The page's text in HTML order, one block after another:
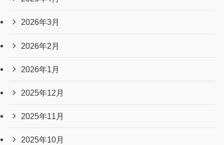
2026年3月
2026年2月
2026年1月
2025年12月
2025年11月
2025年10月